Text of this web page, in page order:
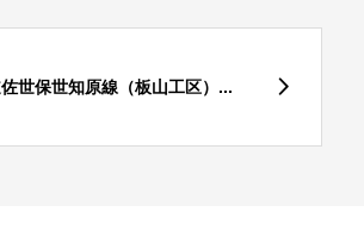
世保世知原線（板山工区）...